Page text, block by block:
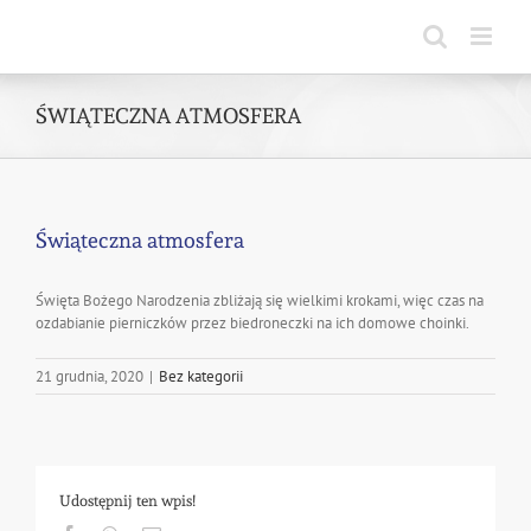
ŚWIĄTECZNA ATMOSFERA
Świąteczna atmosfera
Święta Bożego Narodzenia zbliżają się wielkimi krokami, więc czas na
ozdabianie pierniczków przez biedroneczki na ich domowe choinki.
21 grudnia, 2020 | Bez kategorii
Udostępnij ten wpis!